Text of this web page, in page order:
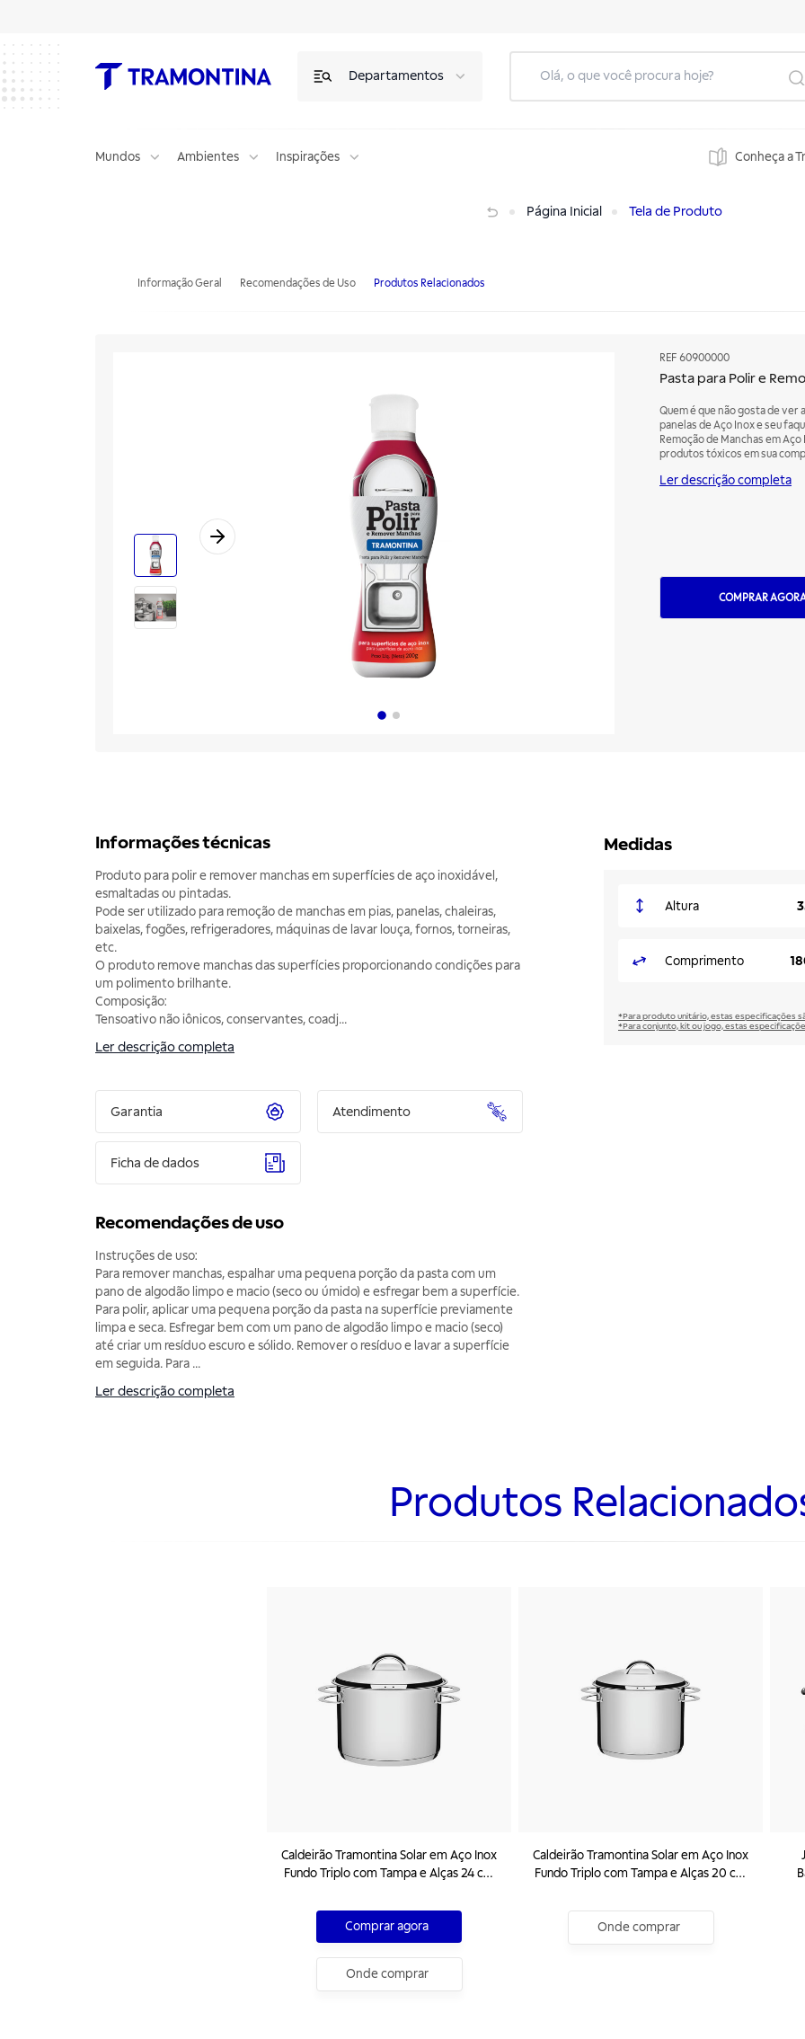
Departamentos
Mundos Ambientes Inspirações Conheça a
Página Inicial Tela de Produto
Informação Geral Recomendações de Uso Produtos Relacionados
REF 60900000
Pasta para Polir e
Quem é que não gosta de ver
panelas de Aço Inox e seu
Remoção de Manchas em
produtos tóxicos em sua
refrigeradores, máquinas de
Ler descrição completa
COMPRAR
Informações técnicas
Produto para polir e remover manchas em superfícies de aço inoxidável,
esmaltadas ou pintadas.
Pode ser utilizado para remoção de manchas em pias, panelas, chaleiras,
baixelas, fogões, refrigeradores, máquinas de lavar louça, fornos, torneiras,
etc.
O produto remove manchas das superfícies proporcionando condições para
um polimento brilhante.
Composição:
Tensoativo não iônicos, conservantes, coadj...
Ler descrição completa
Garantia Atendimento
Ficha de dados
Recomendações de uso
Instruções de uso:
Para remover manchas, espalhar uma pequena porção da pasta com um
pano de algodão limpo e macio (seco ou úmido) e esfregar bem a superfície.
Para polir, aplicar uma pequena porção da pasta na superfície previamente
limpa e seca. Esfregar bem com um pano de algodão limpo e macio (seco)
até criar um resíduo escuro e sólido. Remover o resíduo e lavar a superfície
em seguida. Para ...
Ler descrição completa
Medidas
Altura
Comprimento
*Para produto unitário, estas especificações
*Para conjunto, kit ou jogo, estas
Produtos
Caldeirão Tramontina Solar em Aço Inox
Fundo Triplo com Tampa e Alças 24 cm
Comprar agora
Onde comprar
Caldeirão Tramontina Solar em Aço Inox
Fundo Triplo com Tampa e Alças 20 cm
Onde comprar